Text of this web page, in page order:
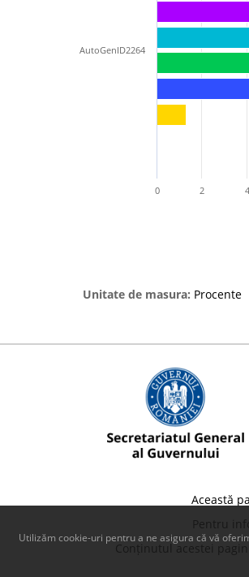
AutoGenID2264
0 2 4
Unitate de masura: Procente
Această
Pentru
Conținutul acestei
Utilizăm cookie-uri pentru a ne asigura că vă